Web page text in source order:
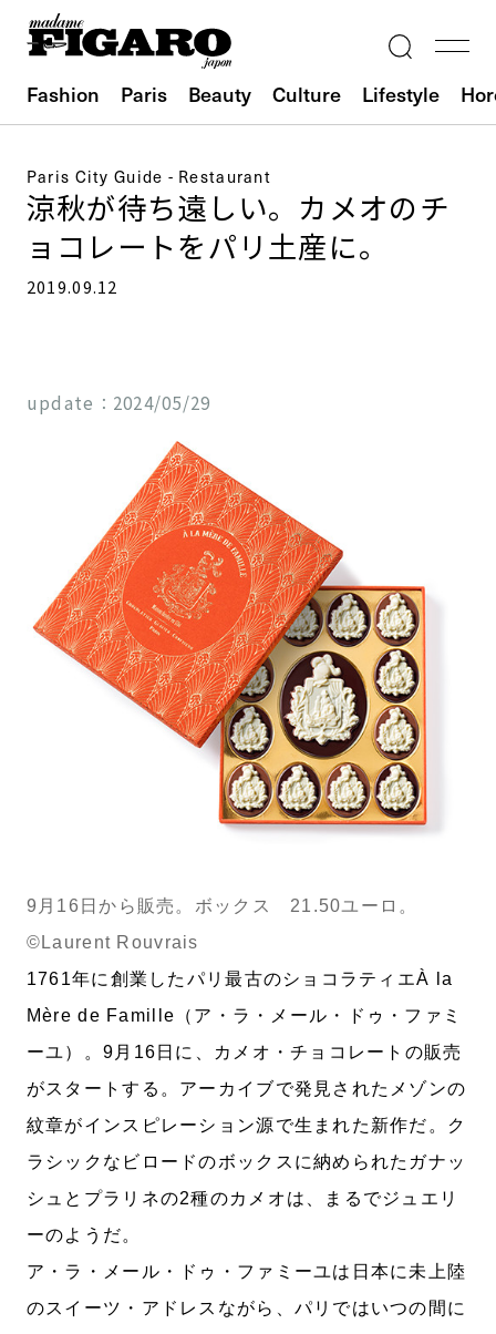
Fashion Paris Beauty Culture Lifestyle
Paris City Guide - Restaurant
涼秋が待ち遠しい。カメオのチ
ョコレートをパリ土産に。
2019.09.12
update： 2024/05/29
9月16日から販売。ボックス 21.50ユーロ。
©Laurent Rouvrais
1761年に創業したパリ最古のショコラティエÀ la
Mère de Famille（ア・ラ・メール・ドゥ・ファミ
ーユ）。9月16日に、カメオ・チョコレートの販売
がスタートする。アーカイブで発見されたメゾンの
紋章がインスピレーション源で生まれた新作だ。ク
ラシックなビロードのボックスに納められたガナッ
シュとプラリネの2種のカメオは、まるでジュエリ
ーのようだ。
ア・ラ・メール・ドゥ・ファミーユは日本に未上陸
のスイーツ・アドレスながら、パリではいつの間に